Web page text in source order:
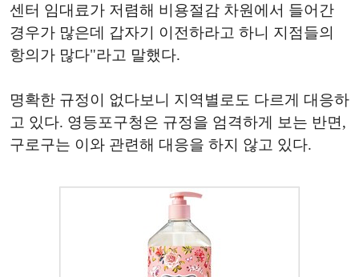
센터 임대료가 저렴해 비용절감 차원에서 들어간
경우가 많은데 갑자기 이전하라고 하니 지점들의
항의가 많다"라고 말했다.
명확한 규정이 없다보니 지역별로도 다르게 대응하
고 있다. 영등포구청은 규정을 엄격하게 보는 반면,
구로구는 이와 관련해 대응을 하지 않고 있다.